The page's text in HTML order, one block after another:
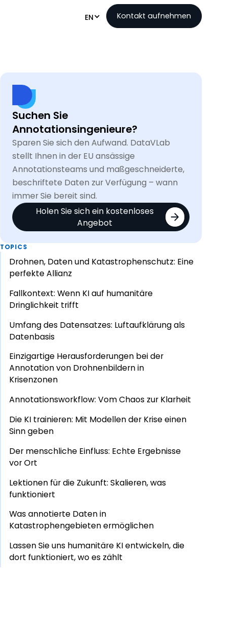
EN Kontakt aufnehmen
Suchen Sie
Annotationsingenieure?
Sparen Sie sich den Aufwand. DataVLab
stellt Ihnen in der EU ansässige
Annotationsteams und maßgeschneiderte,
beschriftete Daten zur Verfügung – wann
immer Sie bereit sind.
Holen Sie sich ein kostenloses
Angebot
TOPICS
Drohnen, Daten und Katastrophenschutz: Eine
perfekte Allianz
Fallkontext: Wenn KI auf humanitäre
Dringlichkeit trifft
Umfang des Datensatzes: Luftaufklärung als
Datenbasis
Einzigartige Herausforderungen bei der
Annotation von Drohnenbildern in
Krisenzonen
Annotationsworkflow: Vom Chaos zur Klarheit
Die KI trainieren: Mit Modellen der Krise einen
Sinn geben
Der menschliche Einfluss: Echte Ergebnisse
vor Ort
Lektionen für die Zukunft: Skalieren, was
funktioniert
Was annotierte Daten in
Katastrophengebieten ermöglichen
Lassen Sie uns humanitäre KI entwickeln, die
dort funktioniert, wo es zählt